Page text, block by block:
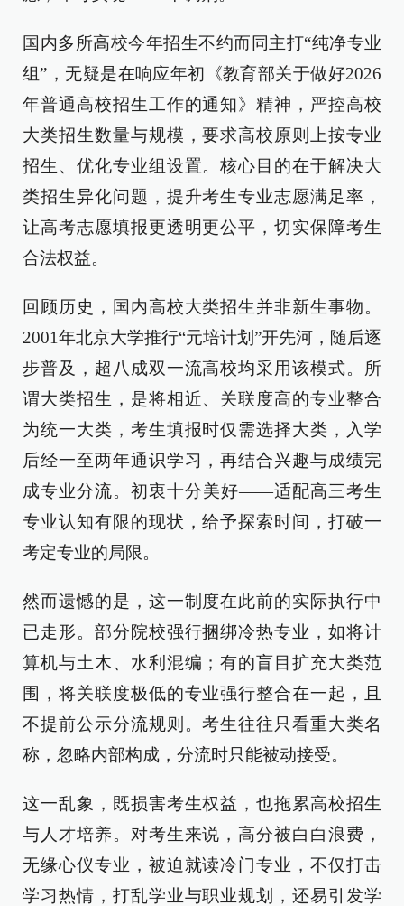
国内多所高校今年招生不约而同主打“纯净专业
组”，无疑是在响应年初《教育部关于做好2026
年普通高校招生工作的通知》精神，严控高校
大类招生数量与规模，要求高校原则上按专业
招生、优化专业组设置。核心目的在于解决大
类招生异化问题，提升考生专业志愿满足率，
让高考志愿填报更透明更公平，切实保障考生
合法权益。
回顾历史，国内高校大类招生并非新生事物。
2001年北京大学推行“元培计划”开先河，随后逐
步普及，超八成双一流高校均采用该模式。所
谓大类招生，是将相近、关联度高的专业整合
为统一大类，考生填报时仅需选择大类，入学
后经一至两年通识学习，再结合兴趣与成绩完
成专业分流。初衷十分美好——适配高三考生
专业认知有限的现状，给予探索时间，打破一
考定专业的局限。
然而遗憾的是，这一制度在此前的实际执行中
已走形。部分院校强行捆绑冷热专业，如将计
算机与土木、水利混编；有的盲目扩充大类范
围，将关联度极低的专业强行整合在一起，且
不提前公示分流规则。考生往往只看重大类名
称，忽略内部构成，分流时只能被动接受。
这一乱象，既损害考生权益，也拖累高校招生
与人才培养。对考生来说，高分被白白浪费，
无缘心仪专业，被迫就读冷门专业，不仅打击
学习热情，打乱学业与职业规划，还易引发学